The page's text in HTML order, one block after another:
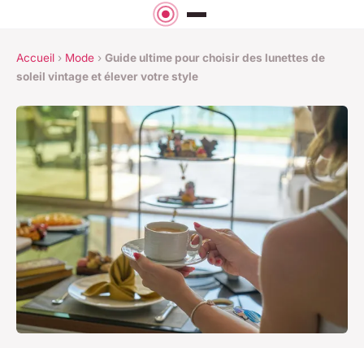
Accueil › Mode › Guide ultime pour choisir des lunettes de
soleil vintage et élever votre style